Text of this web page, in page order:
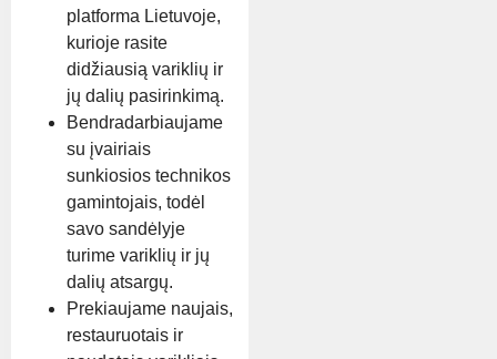
platforma Lietuvoje,
kurioje rasite
didžiausią variklių ir
jų dalių pasirinkimą.
Bendradarbiaujame
su įvairiais
sunkiosios technikos
gamintojais, todėl
savo sandėlyje
turime variklių ir jų
dalių atsargų.
Prekiaujame naujais,
restauruotais ir